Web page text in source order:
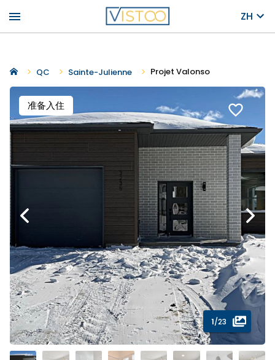
menu ZH
QC Sainte-Julienne Projet Valonso
准备入住 favorite_border
1/23